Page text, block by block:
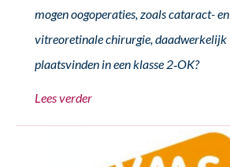
mogen oogoperaties, zoals cataract- en
vitreoretinale chirurgie, daadwerkelijk
plaatsvinden in een klasse 2‑OK?
Lees verder